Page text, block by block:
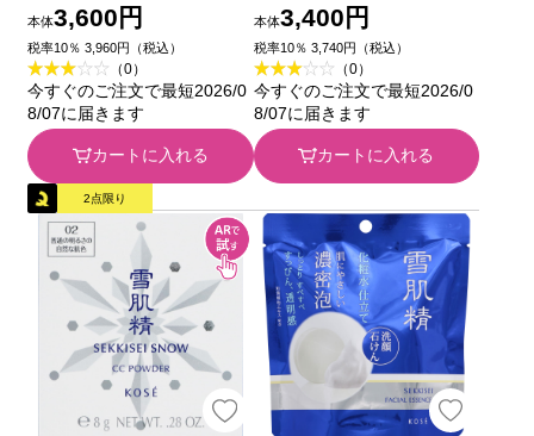
ＳＳ １４０ｍＬ コー
セー
本体3,600円
税率10％ 3,960円（税込）
（0）
今すぐのご注文で最短2026/0
8/07に届きます
カートに入れる
セー
本体3,400円
税率10％ 3,740円（税込）
（0）
今すぐのご注文で最短2026/0
8/07に届きます
カートに入れる
2点限り